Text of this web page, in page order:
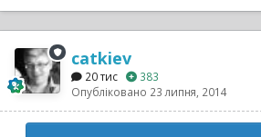
catkiev
20 тис
383
Опубліковано 23 липня, 2014